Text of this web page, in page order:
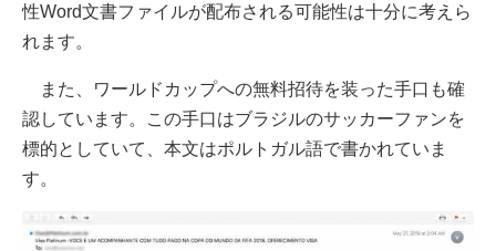
性Word文書ファイルが配布される可能性は十分に考えら
れます。
また、ワールドカップへの無料招待を装った手口も確
認しています。この手口はブラジルのサッカーファンを
標的としていて、本文はポルトガル語で書かれていま
す。